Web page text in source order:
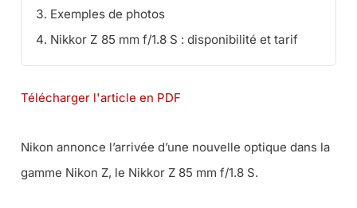
Exemples de photos
Nikkor Z 85 mm f/1.8 S : disponibilité et tarif
Télécharger l'article en PDF
Nikon annonce l’arrivée d’une nouvelle optique dans la
gamme Nikon Z, le Nikkor Z 85 mm f/1.8 S.